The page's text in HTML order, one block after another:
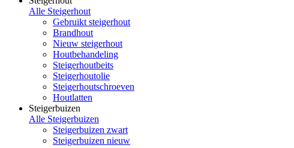
Alle Steigerhout
Gebruikt steigerhout
Brandhout
Nieuw steigerhout
Houtbehandeling
Steigerhoutbeits
Steigerhoutolie
Steigerhoutschroeven
Houtlatten
Steigerbuizen
Alle Steigerbuizen
Steigerbuizen zwart
Steigerbuizen nieuw